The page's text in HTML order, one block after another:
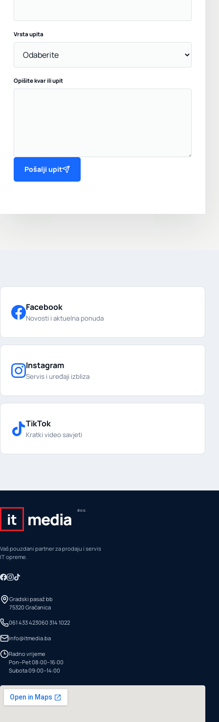
Vrsta upita
Opišite kvar ili upit
Pošalji upit
Facebook
Novosti i aktuelna ponuda
Instagram
Servis i uređaji izbliza
TikTok
Kratki video savjeti
it media d.o.o.
Vaš pouzdani partner za prodaju i servis
IT opreme.
Gradski pasaž bb
75320 Gračanica
061 433 423060 314 1022
info@itmedia.ba
Radno vrijeme
Pon–Pet 08:00–16:00
Subota 09:00–14:00